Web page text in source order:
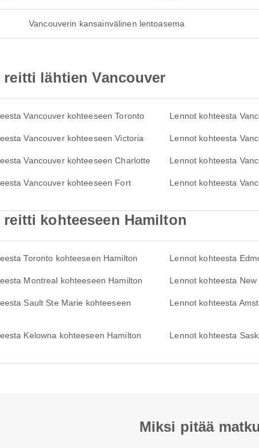
Vancouverin kansainvälinen lentoasema
lähtien Vancouver
Vancouver kohteeseen Toronto Lennot kohteesta
Vancouver kohteeseen Victoria Lennot kohteesta
Vancouver kohteeseen Charlotte Lennot kohteesta
Vancouver kohteeseen Fort
Lennot kohteesta
kohteeseen Hamilton
Toronto kohteeseen Hamilton Lennot kohteesta
Montreal kohteeseen Hamilton Lennot kohteesta
Sault Ste Marie kohteeseen
Lennot kohteesta
Kelowna kohteeseen Hamilton Lennot kohteesta
Miksi pitää